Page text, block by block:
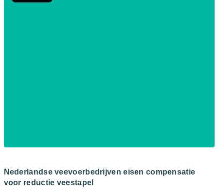
Nederlandse veevoerbedrijven eisen compensatie
voor reductie veestapel